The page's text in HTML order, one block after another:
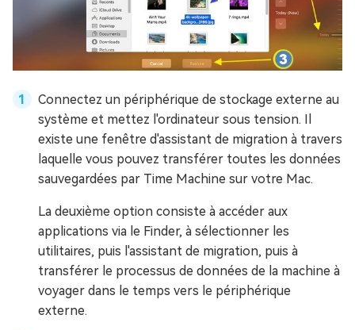
Connectez un périphérique de stockage externe au
système et mettez l'ordinateur sous tension. Il
existe une fenêtre d'assistant de migration à travers
laquelle vous pouvez transférer toutes les données
sauvegardées par Time Machine sur votre Mac.
La deuxième option consiste à accéder aux
applications via le Finder, à sélectionner les
utilitaires, puis l'assistant de migration, puis à
transférer le processus de données de la machine à
voyager dans le temps vers le périphérique
externe.